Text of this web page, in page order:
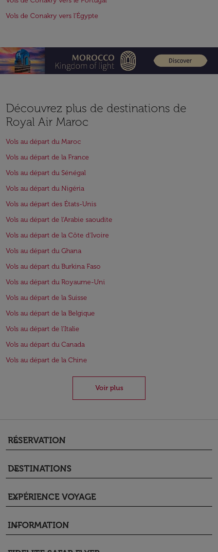
Vols de Conakry vers l'Égypte
Découvrez plus de destinations de
Royal Air Maroc
Vols au départ du Maroc
Vols au départ de la France
Vols au départ du Sénégal
Vols au départ du Nigéria
Vols au départ des États-Unis
Vols au départ de l'Arabie saoudite
Vols au départ de la Côte d'Ivoire
Vols au départ du Ghana
Vols au départ du Burkina Faso
Vols au départ du Royaume-Uni
Vols au départ de la Suisse
Vols au départ de la Belgique
Vols au départ de l'Italie
Vols au départ du Canada
Vols au départ de la Chine
Voir plus
RÉSERVATION
keyboard_arrow_down
DESTINATIONS
keyboard_arrow_down
EXPÉRIENCE VOYAGE
keyboard_arrow_down
INFORMATION
keyboard_arrow_down